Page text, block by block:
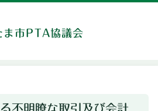
ま市PTA協議会
不明瞭な取引及び会計